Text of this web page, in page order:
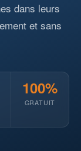
dans leurs
et sans
100%
GRATUIT